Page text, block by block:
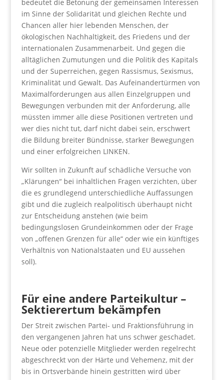
bedeutet die Betonung der gemeinsamen Interessen
im Sinne der Solidarität und gleichen Rechte und
Chancen aller hier lebenden Menschen, der
ökologischen Nachhaltigkeit, des Friedens und der
internationalen Zusammenarbeit. Und gegen die
alltäglichen Zumutungen und die Politik des Kapitals
und der Superreichen, gegen Rassismus, Sexismus,
Kriminalität und Gewalt. Das Aufeinandertürmen von
Maximalforderungen aus allen Einzelgruppen und
Bewegungen verbunden mit der Anforderung, alle
müssten immer alle diese Positionen vertreten und
wer dies nicht tut, darf nicht dabei sein, erschwert
die Bildung breiter Bündnisse, starker Bewegungen
und einer erfolgreichen LINKEN.
Wir sollten in Zukunft auf schädliche Versuche von
„Klärungen“ bei inhaltlichen Fragen verzichten, über
die es grundlegend unterschiedliche Auffassungen
gibt und die zugleich realpolitisch überhaupt nicht
zur Entscheidung anstehen (wie beim
bedingungslosen Grundeinkommen oder der Frage
von „offenen Grenzen für alle“ oder wie ein künftiges
Verhältnis von Nationalstaaten und EU aussehen
soll).
Für eine andere Parteikultur –
Sektierertum bekämpfen
Der Streit zwischen Partei- und Fraktionsführung in
den vergangenen Jahren hat uns schwer geschadet.
Neue oder potenzielle Mitglieder werden regelrecht
abgeschreckt von der Härte und Vehemenz, mit der
bis in Ortsverbände hinein gestritten wird über